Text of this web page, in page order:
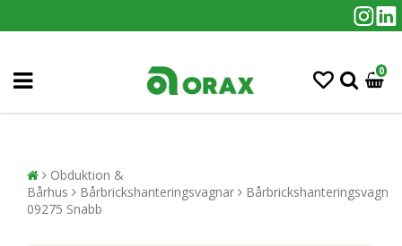
0
Obduktion &
Bårhus
Bårbrickshanteringsvagnar
Bårbrickshanteringsvagn
09275 Snabb